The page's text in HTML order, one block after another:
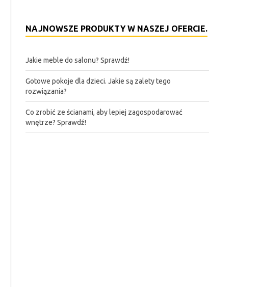
NAJNOWSZE PRODUKTY W NASZEJ OFERCIE.
Jakie meble do salonu? Sprawdź!
Gotowe pokoje dla dzieci. Jakie są zalety tego
rozwiązania?
Co zrobić ze ścianami, aby lepiej zagospodarować
wnętrze? Sprawdź!